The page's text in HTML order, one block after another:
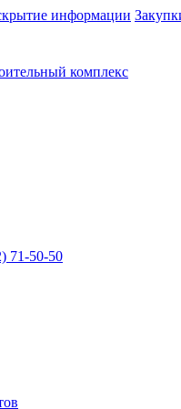
информации
комплекс
71-50-50